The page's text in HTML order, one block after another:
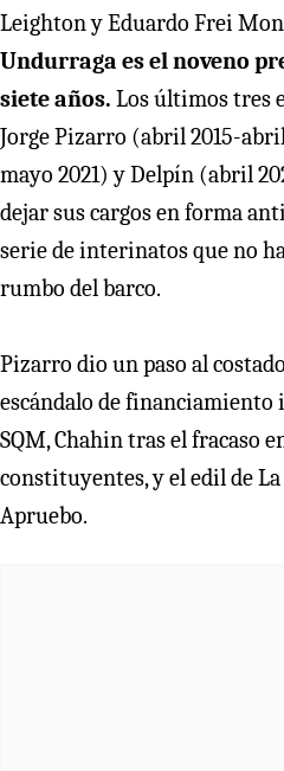
Leighton y Eduardo Frei
Undurraga es el noveno
siete años. Los últimos tres
Jorge Pizarro (abril 2015-
mayo 2021) y Delpín (abril
dejar sus cargos en forma
serie de interinatos que no
rumbo del barco.
Pizarro dio un paso al
escándalo de
SQM, Chahin tras el fracaso
constituyentes, y el edil de
Apruebo.